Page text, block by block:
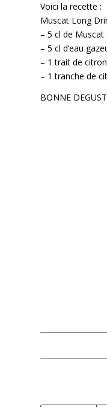
Voici la recette :
Muscat Long
– 5 cl de Muscat
– 5 cl d’eau
– 1 trait de citron
– 1 tranche de
BONNE